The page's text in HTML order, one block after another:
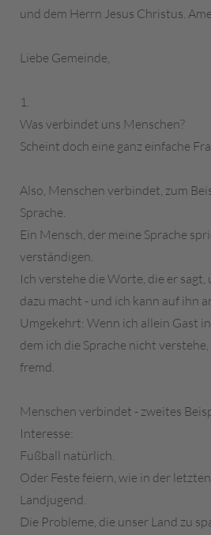
und dem Herrn Jesus Christus.
Liebe Gemeinde,
1.
Was verbindet uns Menschen?
Scheint doch eine ganz einfache
Also, Menschen verbindet, zum
Sprache.
Ein Mensch, der meine Sprache
verständigen.
Ich verstehe die Worte, die er sagt,
dazu macht - und ich kann auf ihn
Umgekehrt: Wenn ich allein Gast
dem ich die Sprache nicht
fremd.
Menschen verbindet - zweites
Interesse:
Fußball natürlich.
Oder Feste feiern, wie in der
Landjugend.
Die Probleme, die unser Land zu